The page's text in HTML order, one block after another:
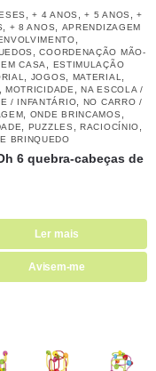
,+ 4 ANOS ,+ 5 ANOS ,+
+ 8 ANOS
APRENDIZAGEM
,COORDENAÇÃO MÃO-
,EM CASA
ESTIMULAÇÃO
JOGOS MATERIAL
MOTRICIDADE ,NA ESCOLA /
/ INFANTÁRIO
NO CARRO /
ONDE BRINCAMOS
PUZZLES ,RACIOCÍNIO
BRINQUEDO
6 quebra-cabeças de
Ler mais
Avisem-me